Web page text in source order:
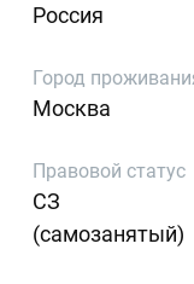
Россия
Город
Москва
Правовой статус
СЗ
(самозанятый)